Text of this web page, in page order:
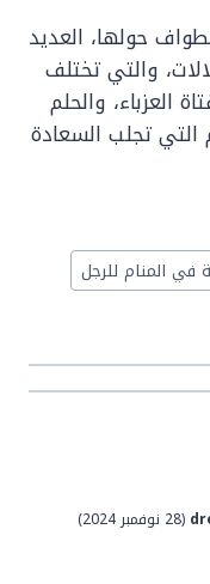
حولها، العديد
والتي تختلف
العزباء، والحلم
التي تجلب السعادة
في المنام للرجل
(28 نوفمبر 2024)